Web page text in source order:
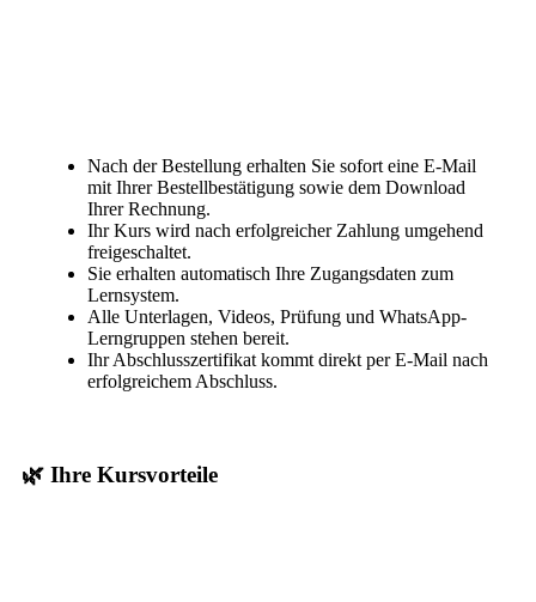
Nach der Bestellung erhalten Sie sofort eine E-Mail
mit Ihrer Bestellbestätigung sowie dem Download
Ihrer Rechnung.
Ihr Kurs wird nach erfolgreicher Zahlung umgehend
freigeschaltet.
Sie erhalten automatisch Ihre Zugangsdaten zum
Lernsystem.
Alle Unterlagen, Videos, Prüfung und WhatsApp-
Lerngruppen stehen bereit.
Ihr Abschlusszertifikat kommt direkt per E-Mail nach
erfolgreichem Abschluss.
🌿 Ihre Kursvorteile